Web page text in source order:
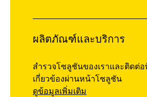
ผลิตภัณฑ์และบริการ
สำรวจโซลูชันของเราและติดต่
เกี่ยวข้องผ่านหน้าโซลูชัน
ดูข้อมูลเพิ่มเติม